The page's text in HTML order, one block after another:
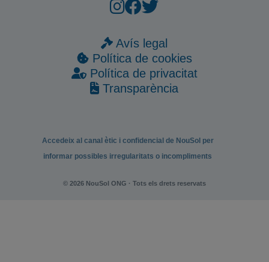
Avís legal
Política de cookies
Política de privacitat
Transparència
Accedeix al canal ètic i confidencial de NouSol per
informar possibles irregularitats o incompliments
© 2026 NouSol ONG · Tots els drets reservats